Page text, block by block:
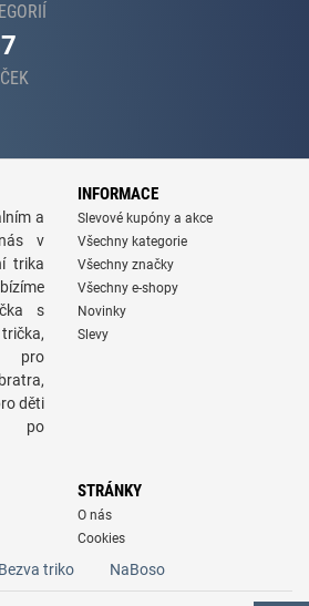
a
v
trika
s
pro
děti
po
INFORMACE
Slevové kupóny a akce
Všechny kategorie
Všechny značky
Všechny e-shopy
Novinky
Slevy
STRÁNKY
O nás
Cookies
Bezva triko NaBoso